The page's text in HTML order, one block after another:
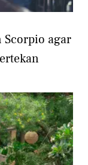
Scorpio agar